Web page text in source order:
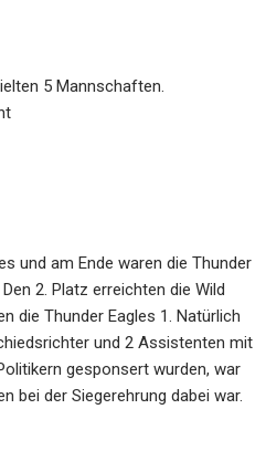
5 Mannschaften.
und am Ende waren die Thunder
2. Platz erreichten die Wild
die Thunder Eagles 1. Natürlich
und 2 Assistenten mit
gesponsert wurden, war
bei der Siegerehrung dabei war.